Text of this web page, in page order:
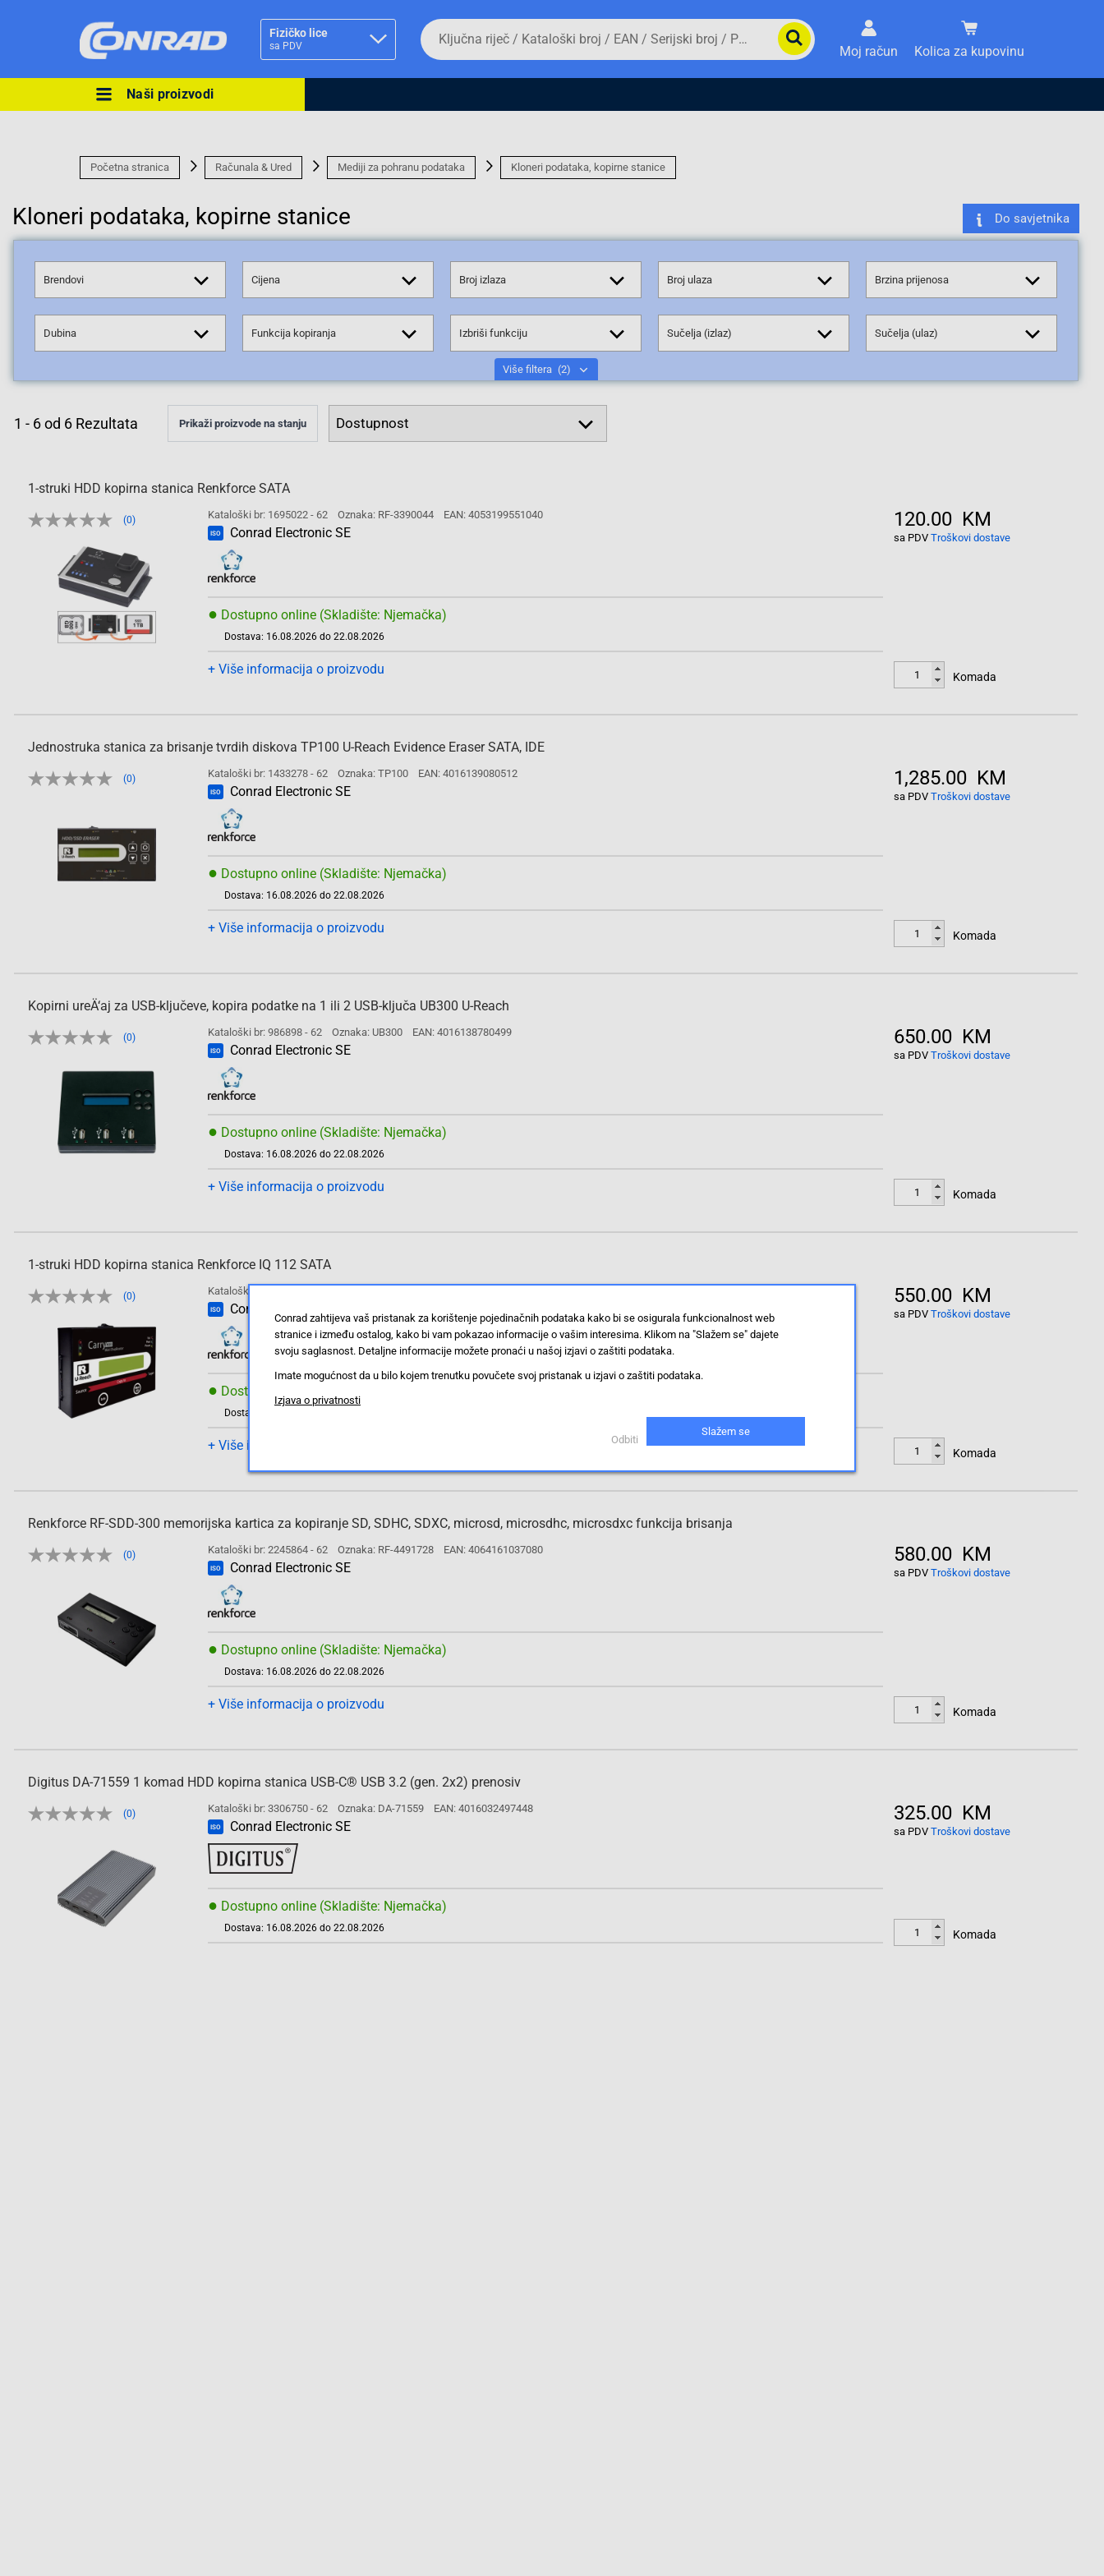
Fizičko lice
sa PDV
Ova postavka prilagođava asortiman proizvoda i
Da
biste
potražili
proizvod,
broj,
EAN
ili
Moj račun Kolica za kupovinu
Naši proizvodi
Početna stranica Računala & Ured Mediji za pohranu podataka Kloneri podataka, kopirne stanice
Kloneri podataka, kopirne stanice Do savjetnika
Brendovi Cijena Broj izlaza Broj ulaza Brzina prijenosa
Dubina Funkcija kopiranja Izbriši funkciju Sučelja (izlaz) Sučelja (ulaz)
Više filtera (2)
1 - 6 od 6 Rezultata Prikaži proizvode na stanju
1-struki HDD kopirna stanica Renkforce SATA
(0) Kataloški br: 1695022 - 62 Oznaka: RF-3390044 EAN: 4053199551040
ISO Conrad Electronic SE
● Dostupno online (Skladište: Njemačka)
Dostava: 16.08.2026 do 22.08.2026
+ Više informacija o proizvodu
120.00 KM
sa PDV Troškovi dostave
Komada
Jednostruka stanica za brisanje tvrdih diskova TP100 U-Reach Evidence Eraser SATA, IDE
(0) Kataloški br: 1433278 - 62 Oznaka: TP100 EAN: 4016139080512
ISO Conrad Electronic SE
● Dostupno online (Skladište: Njemačka)
Dostava: 16.08.2026 do 22.08.2026
+ Više informacija o proizvodu
1,285.00 KM
sa PDV Troškovi dostave
Komada
Kopirni ureÄ‘aj za USB-ključeve, kopira podatke na 1 ili 2 USB-ključa UB300 U-Reach
(0) Kataloški br: 986898 - 62 Oznaka: UB300 EAN: 4016138780499
ISO Conrad Electronic SE
● Dostupno online (Skladište: Njemačka)
Dostava: 16.08.2026 do 22.08.2026
+ Više informacija o proizvodu
650.00 KM
sa PDV Troškovi dostave
Komada
1-struki HDD kopirna stanica Renkforce IQ 112 SATA
(0) Kataloški br: 408868 - 62
ISO Conrad Electronic SE
● Dostupno online (Skladište: Njemačka)
Dostava: 16.08.2026 do 22.08.2026
+ Više informacija o proizvodu
550.00 KM
sa PDV Troškovi dostave
Komada
Renkforce RF-SDD-300 memorijska kartica za kopiranje SD, SDHC, SDXC, microsd, microsdhc, microsdxc funkcija brisanja
(0) Kataloški br: 2245864 - 62 Oznaka: RF-4491728 EAN: 4064161037080
ISO Conrad Electronic SE
● Dostupno online (Skladište: Njemačka)
Dostava: 16.08.2026 do 22.08.2026
+ Više informacija o proizvodu
580.00 KM
sa PDV Troškovi dostave
Komada
Digitus DA-71559 1 komad HDD kopirna stanica USB-C® USB 3.2 (gen. 2x2) prenosiv
(0) Kataloški br: 3306750 - 62 Oznaka: DA-71559 EAN: 4016032497448
ISO Conrad Electronic SE
● Dostupno online (Skladište: Njemačka)
Dostava: 16.08.2026 do 22.08.2026
325.00 KM
sa PDV Troškovi dostave
Komada
Conrad zahtijeva vaš pristanak za korištenje pojedinačnih podataka kako bi se osigurala funkcionalnost web
stranice i između ostalog, kako bi vam pokazao informacije o vašim interesima. Klikom na "Slažem se" dajete
svoju saglasnost. Detaljne informacije možete pronaći u našoj izjavi o zaštiti podataka.
Imate mogućnost da u bilo kojem trenutku povučete svoj pristanak u izjavi o zaštiti podataka.
Izjava o privatnosti
Odbiti
Slažem se